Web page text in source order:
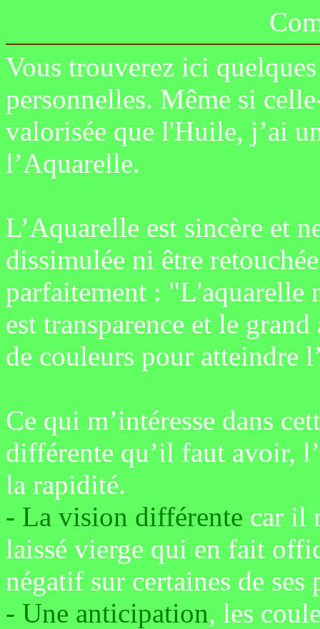
Vous trouverez ici
personnelles. Même si
valorisée que l'Huile, j’ai
l’Aquarelle.
L’Aquarelle est sincère et
dissimulée ni être
parfaitement : "L'aquarelle
est transparence et le
de couleurs pour atteindre
Ce qui m’intéresse dans
différente qu’il faut avoir,
la rapidité.
- La vision différente car il
laissé vierge qui en fait
négatif sur certaines de ses
- Une anticipation, les